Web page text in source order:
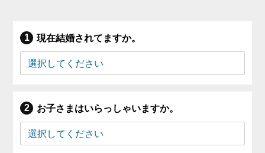
現在結婚されてますか。
お子さまはいらっしゃいますか。